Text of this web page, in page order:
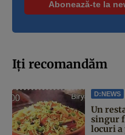
Iți recomandăm
D:NEWS
Un
singur
locuri